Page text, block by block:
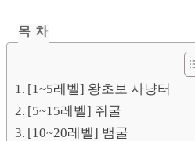
목 차
[1~5레벨] 왕초보 사냥터
[5~15레벨] 쥐굴
[10~20레벨] 뱀굴